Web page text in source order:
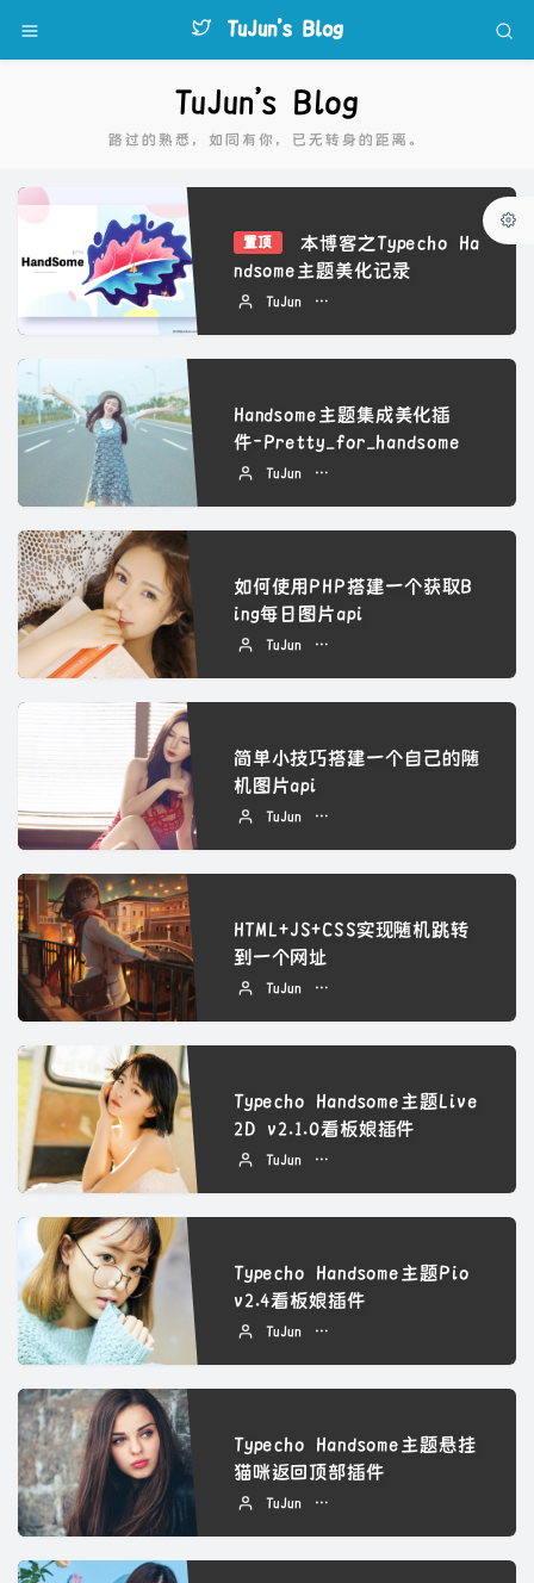
TuJun's Blog
TuJun's Blog
路过的熟悉，如同有你，已无转身的距离。
置顶
本博客之Typecho Ha
ndsome主题美化记录
TuJun
Handsome主题集成美化插
件-Pretty_for_handsome
TuJun
如何使用PHP搭建一个获取B
ing每日图片api
TuJun
简单小技巧搭建一个自己的随
机图片api
TuJun
HTML+JS+CSS实现随机跳转
到一个网址
TuJun
Typecho Handsome主题Live
2D v2.1.0看板娘插件
TuJun
Typecho Handsome主题Pio
v2.4看板娘插件
TuJun
Typecho Handsome主题悬挂
猫咪返回顶部插件
TuJun